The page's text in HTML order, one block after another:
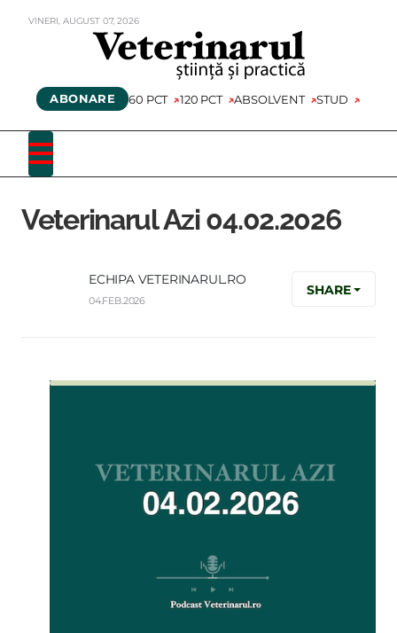
VINERI, AUGUST 07,2026
ABONARE 60 PCT 120 PCT ABSOLVENT STUD
Veterinarul Azi 04.02.2026
ECHIPA VETERINARUL.RO
04.FEB.2026
SHARE